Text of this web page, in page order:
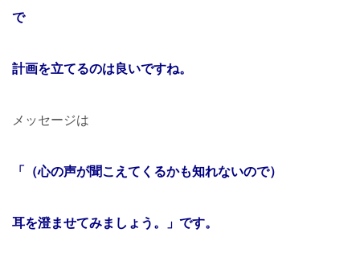
で
計画を立てるのは良いですね。
メッセージは
「（心の声が聞こえてくるかも知れないので）
耳を澄ませてみましょう。」です。